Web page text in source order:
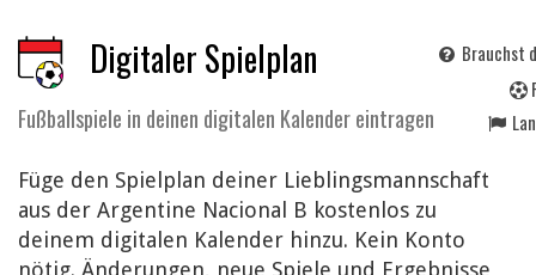
Digitaler Spielplan
Fußballspiele in deinen digitalen Kalender eintragen
Brauchst
Füge den Spielplan deiner Lieblingsmannschaft
aus der Argentine Nacional B kostenlos zu
deinem digitalen Kalender hinzu. Kein Konto